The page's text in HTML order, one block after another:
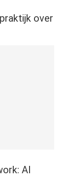
over
AI